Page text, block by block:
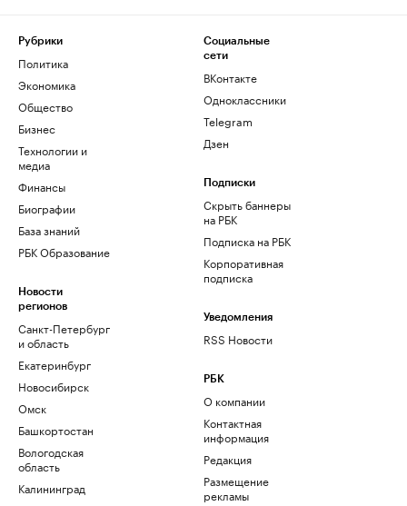
Рубрики
Политика
Экономика
Общество
Бизнес
Технологии и
медиа
Финансы
Биографии
База знаний
РБК Образование
Новости
регионов
Санкт-Петербург
и область
Екатеринбург
Новосибирск
Омск
Башкортостан
Вологодская
область
Калининград
Социальные
сети
ВКонтакте
Одноклассники
Telegram
Дзен
Подписки
Скрыть баннеры
на РБК
Подписка на РБК
Корпоративная
подписка
Уведомления
RSS Новости
РБК
О компании
Контактная
информация
Редакция
Размещение
рекламы